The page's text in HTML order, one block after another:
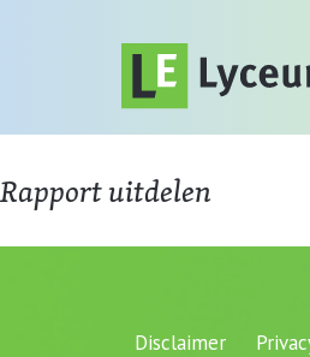
Rapport uitdelen
Disclaimer